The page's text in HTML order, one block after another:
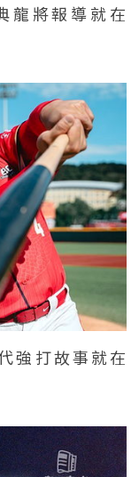
龍將報導就在
強打故事就在